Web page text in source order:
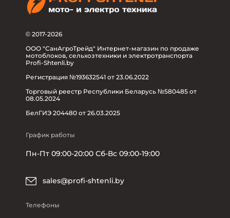
© 2017-2026
ООО "СанАгроТрейд" Интернет-магазин по продаже
мотоблоков, сельхозтехники и электротранспорта
Profi-Shtenli.by
Регистрация №193632541 от 23.06.2022
Торговый реестр Республики Беларусь №580485 от
08.05.2024
БелГИЭ 204480 от 26.03.2025
График работы
Пн-Пт 09:00-20:00 Сб-Вс 09:00-19:00
sales@profi-shtenli.by
Телефоны